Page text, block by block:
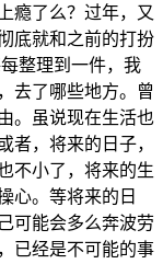
瘾了么？过年，又
底就和之前的打扮
整理到一件，我
去了哪些地方。曾
。虽说现在生活也
者，将来的日子，
不小了，将来的生
心。等将来的日
可能会多么奔波劳
已经是不可能的事